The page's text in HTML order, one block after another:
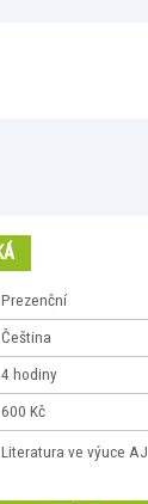
Prezenční
Čeština
4 hodiny
600 Kč
Literatura ve výuce AJ